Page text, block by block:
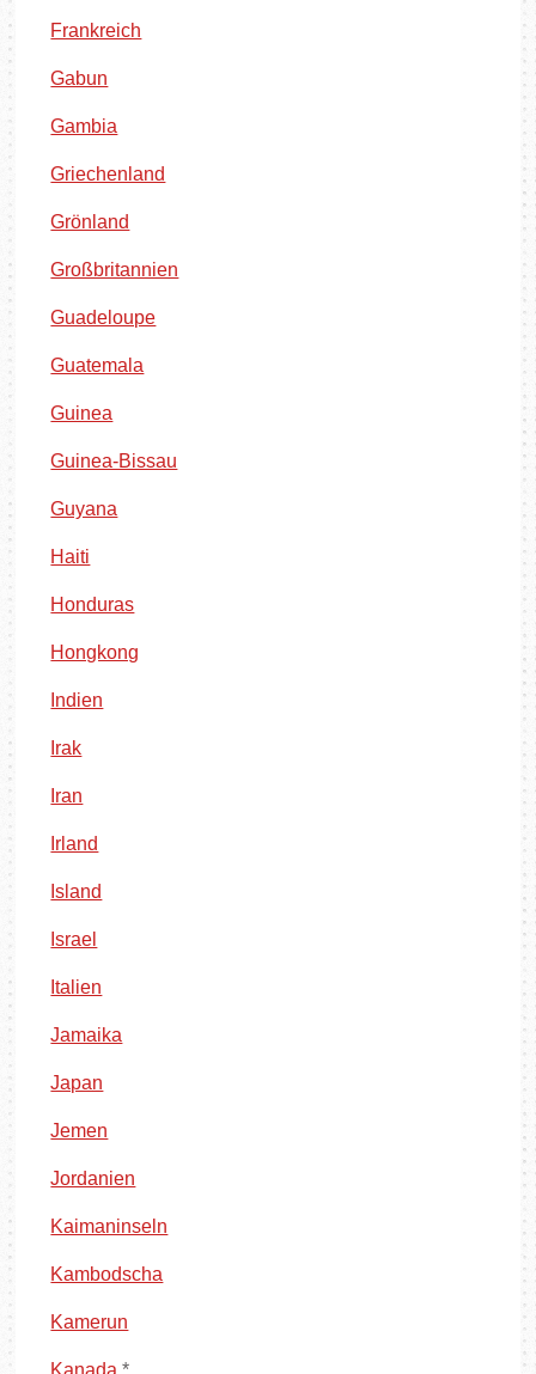
Frankreich
Gabun
Gambia
Griechenland
Grönland
Großbritannien
Guadeloupe
Guatemala
Guinea
Guinea-Bissau
Guyana
Haiti
Honduras
Hongkong
Indien
Irak
Iran
Irland
Island
Israel
Italien
Jamaika
Japan
Jemen
Jordanien
Kaimaninseln
Kambodscha
Kamerun
Kanada *